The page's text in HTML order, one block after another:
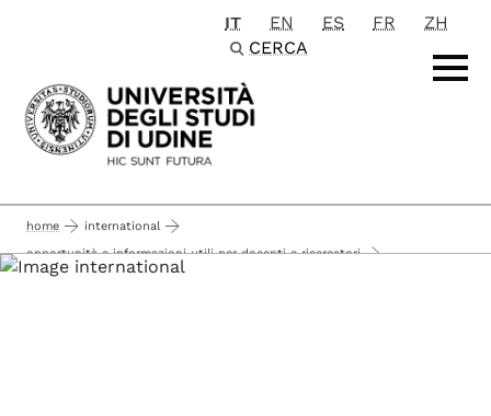
Passa al contenuto principale
IT EN ES FR
ZH
CERCA
home
international
opportunità e informazioni utili per docenti e ricercatori